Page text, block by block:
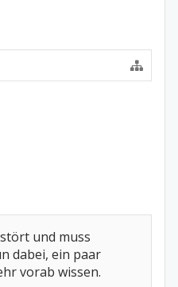
und muss
dabei, ein paar
vorab wissen.